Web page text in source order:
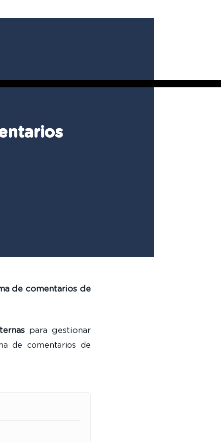
de comentarios de
para gestionar
de comentarios de